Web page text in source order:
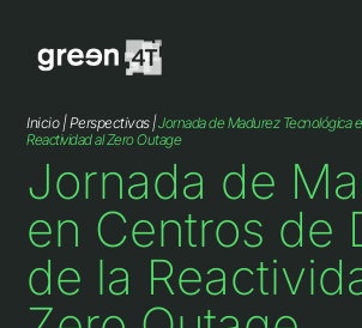
Inicio |Perspectivas|Jornada de Madurez Tecnológica
Reactividad al Zero Outage
Jornada de
en Centros de
de la